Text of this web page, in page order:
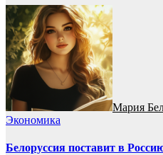
Мария
Экономика
Белоруссия поставит в